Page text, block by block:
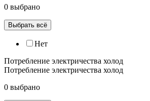
0 выбрано
Выбрать всё
Нет
Потребление электричества холод
Потребление электричества холод
0 выбрано